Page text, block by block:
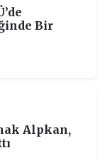
Bir
Alpkan,